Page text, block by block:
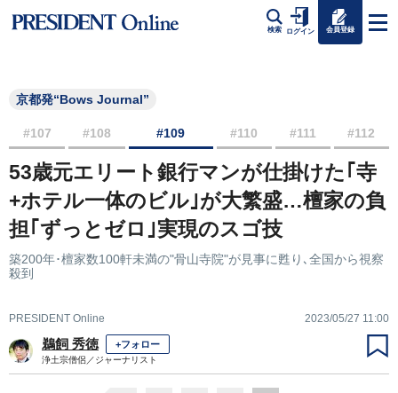
検索 ログイン 会員登録
京都発“Bows Journal”
#107 #108 #109 #110 #111 #112
53歳元エリート銀行マンが仕掛けた｢寺
+ホテル一体のビル｣が大繁盛…檀家の負
担｢ずっとゼロ｣実現のスゴ技
築200年･檀家数100軒未満の"骨山寺院"が見事に甦り､全国から視察
殺到
PRESIDENT Online 2023/05/27 11:00
鵜飼 秀徳 +フォロー
浄土宗僧侶／ジャーナリスト